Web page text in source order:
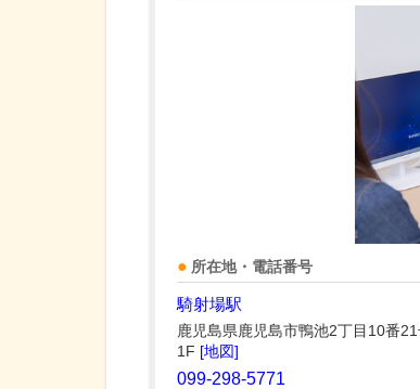
所在地・電話番号
騎射場駅
鹿児島県鹿児島市鴨池2丁目10番
1F [地図]
099-298-5771